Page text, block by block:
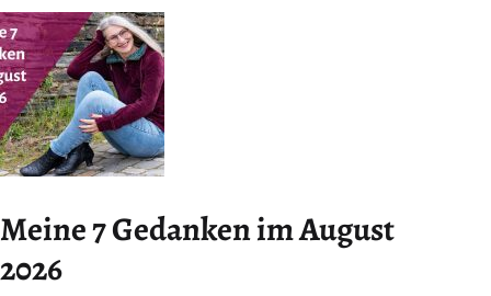
Meine 7 Gedanken im August
2026